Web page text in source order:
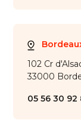
102 Cr
33000
05 56 30 92